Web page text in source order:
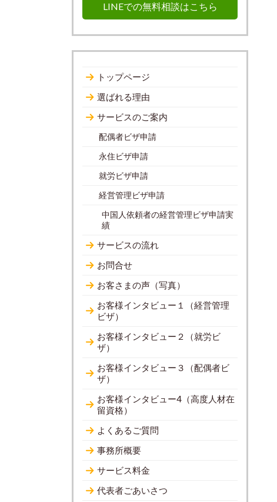
LINEでの無料相談はこちら
トップページ
選ばれる理由
サービスのご案内
配偶者ビザ申請
永住ビザ申請
就労ビザ申請
経営管理ビザ申請
中国人依頼者の経営管理ビザ申請実
績
サービスの流れ
お問合せ
お客さまの声（写真）
お客様インタビュー１（経営管理
ビザ）
お客様インタビュー２（就労ビ
ザ）
お客様インタビュー３（配偶者ビ
ザ）
お客様インタビュー4（高度人材在
留資格）
よくあるご質問
事務所概要
サービス料金
代表者ごあいさつ